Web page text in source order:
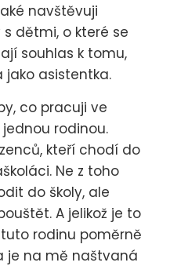
navštěvuji
dětmi, o které se
souhlas k tomu,
asistentka.
co pracuji ve
rodinou.
kteří chodí do
Ne z toho
do školy, ale
A jelikož je to
rodinu poměrně
je na mě naštvaná